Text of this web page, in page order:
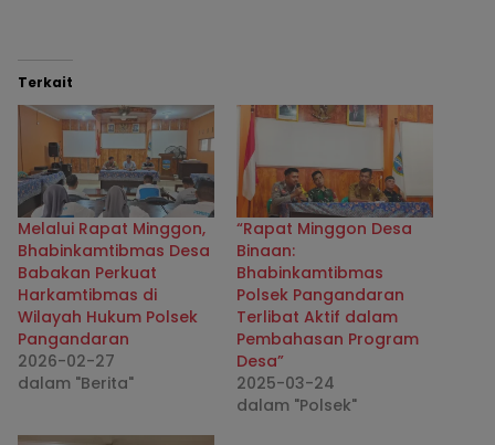
Terkait
Melalui Rapat Minggon,
Bhabinkamtibmas Desa
Babakan Perkuat
Harkamtibmas di
Wilayah Hukum Polsek
Pangandaran
2026-02-27
dalam "Berita"
“Rapat Minggon Desa
Binaan:
Bhabinkamtibmas
Polsek Pangandaran
Terlibat Aktif dalam
Pembahasan Program
Desa”
2025-03-24
dalam "Polsek"